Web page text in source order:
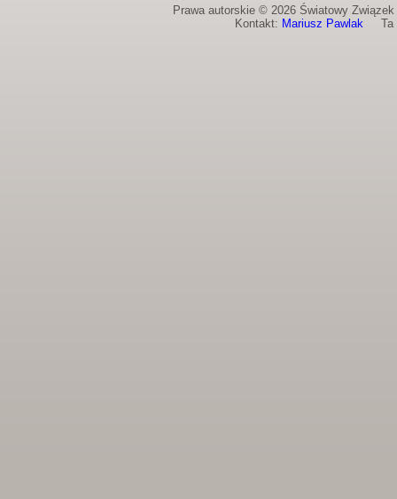
Prawa autorskie © 2026 Światowy
Kontakt: Mariusz PawlakTa